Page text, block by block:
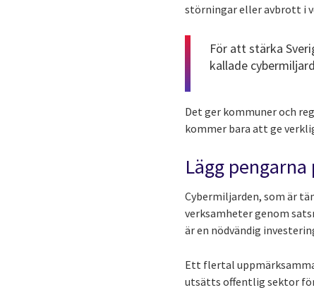
störningar eller avbrott i
För att stärka
kallade
Det ger kommuner och
kommer bara att ge
Lägg
Cybermiljarden, som är
verksamheter genom
är en nödvändig
Ett flertal
utsätts offentlig sektor